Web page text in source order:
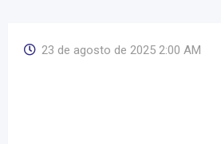
23 de agosto de 2025 2:00 AM